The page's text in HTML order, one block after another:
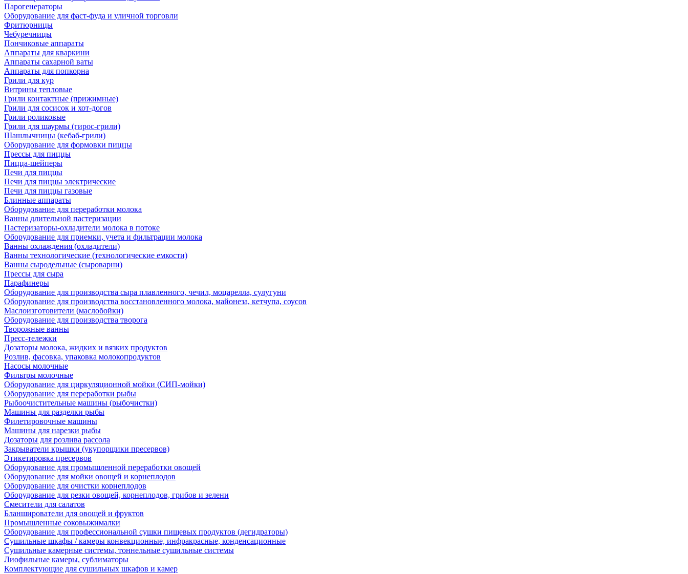
Парогенераторы
Оборудование для фаст-фуда и уличной торговли
Фритюрницы
Чебуречницы
Пончиковые аппараты
Аппараты для кваркини
Аппараты сахарной ваты
Аппараты для попкорна
Грили для кур
Витрины тепловые
Грили контактные (прижимные)
Грили для сосисок и хот-догов
Грили роликовые
Грили для шаурмы (гирос-грили)
Шашлычницы (кебаб-грили)
Оборудование для формовки пиццы
Прессы для пиццы
Пицца-шейперы
Печи для пиццы
Печи для пиццы электрические
Печи для пиццы газовые
Блинные аппараты
Оборудование для переработки молока
Ванны длительной пастеризации
Пастеризаторы-охладители молока в потоке
Оборудование для приемки, учета и фильтрации молока
Ванны охлаждения (охладители)
Ванны технологические (технологические емкости)
Ванны сыродельные (сыроварни)
Прессы для сыра
Парафинеры
Оборудование для производства сыра плавленного, чечил, моцарелла, сулугуни
Оборудование для производства восстановленного молока, майонеза, кетчупа, соусов
Маслоизготовители (маслобойки)
Оборудование для производства творога
Творожные ванны
Пресс-тележки
Дозаторы молока, жидких и вязких продуктов
Розлив, фасовка, упаковка молокопродуктов
Насосы молочные
Фильтры молочные
Оборудование для циркуляционной мойки (СИП-мойки)
Оборудование для переработки рыбы
Рыбоочистительные машины (рыбочистки)
Машины для разделки рыбы
Филетировочные машины
Машины для нарезки рыбы
Дозаторы для розлива рассола
Закрыватели крышки (укупорщики пресервов)
Этикетировка пресервов
Оборудование для промышленной переработки овощей
Оборудование для мойки овощей и корнеплодов
Оборудование для очистки корнеплодов
Оборудование для резки овощей, корнеплодов, грибов и зелени
Смесители для салатов
Бланширователи для овощей и фруктов
Промышленные соковыжималки
Оборудование для профессиональной сушки пищевых продуктов (дегидраторы)
Сушильные шкафы / камеры конвекционные, инфракрасные, конденсационные
Сушильные камерные системы, тоннельные сушильные системы
Лиофильные камеры, сублиматоры
Комплектующие для сушильных шкафов и камер